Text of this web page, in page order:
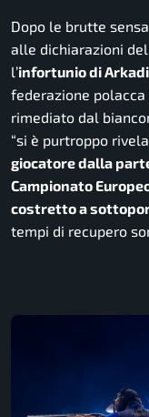
Dopo le brutte
alle dichiarazioni
l’infortunio di
federazione
rimediato dal
“si è purtroppo
giocatore dalla
Campionato
costretto a
tempi di recupero